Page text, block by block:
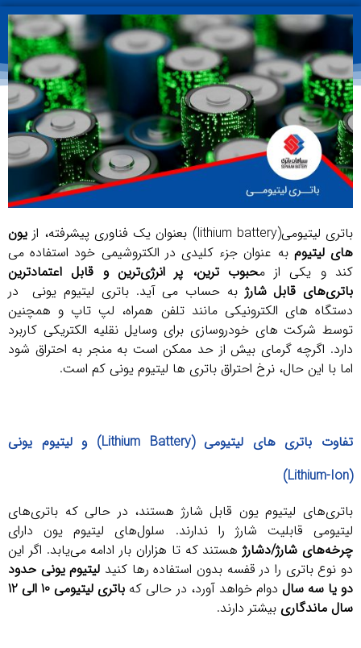
باتری لیتیومی(lithium battery) بعنوان یک فناوری پیشرفته، از
یون
های لیتیوم به عنوان جزء کلیدی در الکتروشیمی خود استفاده می
کند و یکی از محبوب ترین، پر انرژی‌ترین و قابل اعتمادترین
باتری‌های قابل شارژ به حساب می آید. باتری لیتیوم یونی در
دستگاه های الکترونیکی مانند تلفن همراه، لپ تاپ و همچنین
توسط شرکت های خودروسازی برای وسایل نقلیه الکتریکی کاربرد
دارد. اگرچه گرمای بیش از حد ممکن است به منجر به احتراق شود
اما با این حال، نرخ احتراق باتری ها لیتیوم یونی کم است.
تفاوت باتری های لیتیومی (Lithium Battery) و لیتیوم یونی
(Lithium-Ion)
باتری‌های لیتیوم یون قابل شارژ هستند، در حالی که باتری‌های
لیتیومی قابلیت شارژ را ندارند. سلول‌های لیتیوم یون دارای
چرخه‌های شارژ/دشارژهستند که تا هزاران بار ادامه می‌یابد. اگر این
دو نوع باتری را در قفسه بدون استفاده رها کنید لیتیوم یونی حدود
دو یا سه سال دوام خواهد آورد، در حالی که
باتری لیتیومی 10 الی 12
سال ماندگاری بیشتر دارند.